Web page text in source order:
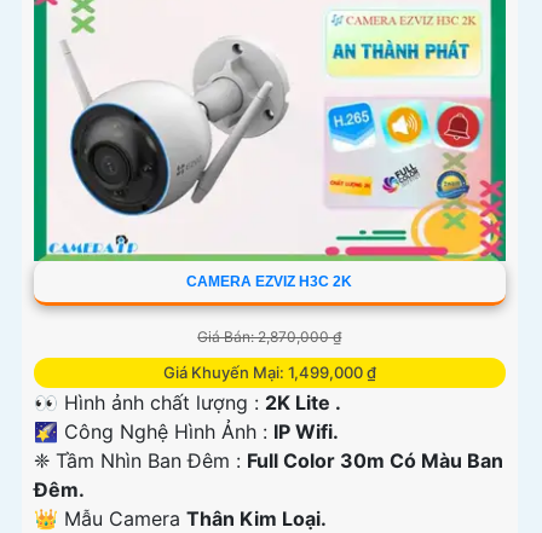
CAMERA EZVIZ H3C 2K
Giá Bán: 2,870,000 ₫
Giá Khuyến Mại: 1,499,000 ₫
👀 Hình ảnh chất lượng : 2K Lite .
🌠 Công Nghệ Hình Ảnh : IP Wifi.
❈ Tầm Nhìn Ban Đêm : Full Color 30m Có Màu Ban
Đêm.
👑 Mẫu Camera Thân Kim Loại.